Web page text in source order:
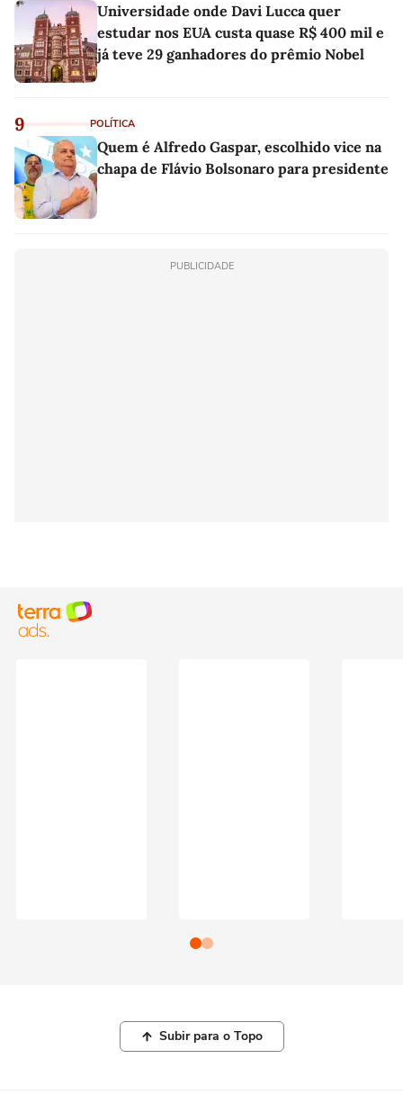
Universidade onde Davi Lucca quer
estudar nos EUA custa quase R$ 400 mil e
já teve 29 ganhadores do prêmio Nobel
9 POLÍTICA
Quem é Alfredo Gaspar, escolhido vice na
chapa de Flávio Bolsonaro para presidente
PUBLICIDADE
Subir para o Topo